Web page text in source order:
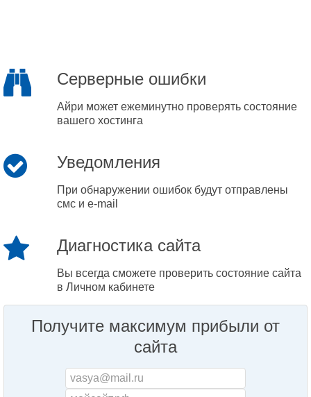
Серверные ошибки
Айри может ежеминутно проверять состояние
вашего хостинга
Уведомления
При обнаружении ошибок будут отправлены
смс и e-mail
Диагностика сайта
Вы всегда сможете проверить состояние сайта
в Личном кабинете
Получите максимум прибыли от
сайта